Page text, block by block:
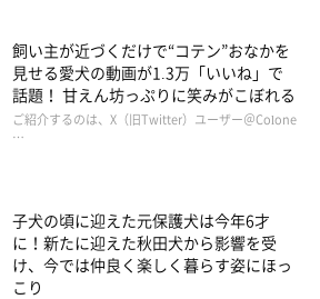
飼い主が近づくだけで“コテン”おなかを
見せる愛犬の動画が1.3万「いいね」で
話題！ 甘えん坊っぷりに笑みがこぼれる
ご紹介するのは、X（旧Twitter）ユーザー＠Colone
…
子犬の頃に迎えた元保護犬は今年6才
に！新たに迎えた秋田犬から影響を受
け、今では仲良く楽しく暮らす姿にほっ
こり